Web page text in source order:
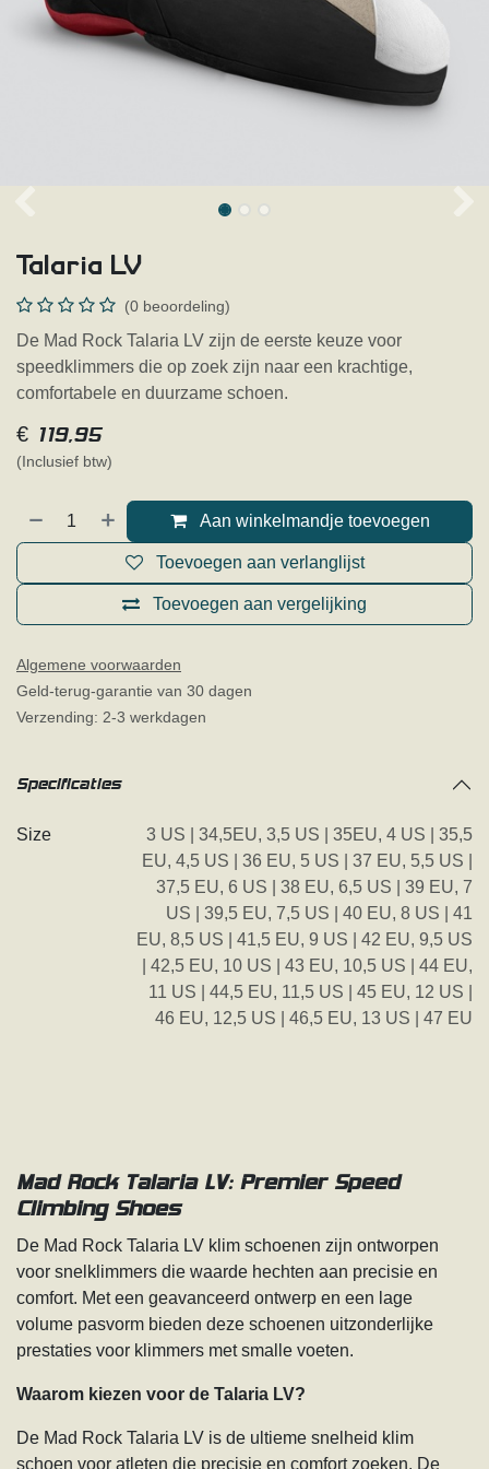
Talaria LV
(0 beoordeling)
De Mad Rock Talaria LV zijn de eerste keuze voor
speedklimmers die op zoek zijn naar een krachtige,
comfortabele en duurzame schoen.
€ 119,95
(Inclusief btw)
Aan winkelmandje toevoegen
Toevoegen aan vergelijking
Toevoegen aan verlanglijst
Algemene voorwaarden
Geld-terug-garantie van 30 dagen
Verzending: 2-3 werkdagen
Specificaties
Size 3 US | 34,5EU, 3,5 US | 35EU, 4 US | 35,5
EU, 4,5 US | 36 EU, 5 US | 37 EU, 5,5 US |
37,5 EU, 6 US | 38 EU, 6,5 US | 39 EU, 7
US | 39,5 EU, 7,5 US | 40 EU, 8 US | 41
EU, 8,5 US | 41,5 EU, 9 US | 42 EU, 9,5 US
| 42,5 EU, 10 US | 43 EU, 10,5 US | 44 EU,
11 US | 44,5 EU, 11,5 US | 45 EU, 12 US |
46 EU, 12,5 US | 46,5 EU, 13 US | 47 EU
Mad Rock Talaria LV: Premier Speed
Climbing Shoes
De Mad Rock Talaria LV klim schoenen zijn ontworpen
voor snelklimmers die waarde hechten aan precisie en
comfort. Met een geavanceerd ontwerp en een lage
volume pasvorm bieden deze schoenen uitzonderlijke
prestaties voor klimmers met smalle voeten.
Waarom kiezen voor de Talaria LV?
De Mad Rock Talaria LV is de ultieme snelheid klim
schoen voor atleten die precisie en comfort zoeken. De